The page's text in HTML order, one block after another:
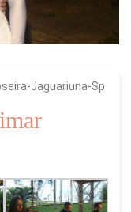
Jaguariuna-Sp